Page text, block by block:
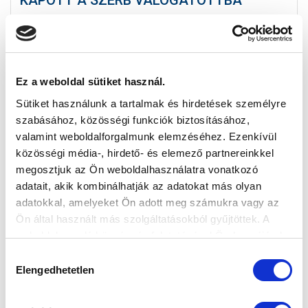
Ez a weboldal sütiket használ.
Sütiket használunk a tartalmak és hirdetések személyre
szabásához, közösségi funkciók biztosításához,
valamint weboldalforgalmunk elemzéséhez. Ezenkívül
közösségi média-, hirdető- és elemező partnereinkkel
megosztjuk az Ön weboldalhasználatra vonatkozó
adatait, akik kombinálhatják az adatokat más olyan
adatokkal, amelyeket Ön adott meg számukra vagy az
Ön által használt más szolgáltatásokból gyűjtöttek. A
weboldalon való böngészés folytatásával Ön hozzájárul a
kiválasztása
Elengedhetetlen
Portugália és Törökország ellen léphet pályára
futballistánk vb-selejtezőn.